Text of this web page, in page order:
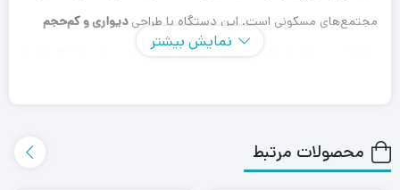
مجتمع‌های مسکونی است. این دستگاه با طراحیدیواری و کم‌حجم
به‌راحتی روی قوطی‌های برق یا شبکه نصب می‌شود و بدون اشغال فضا،
پشتیبانی کرده و سرعتی تا
ارائه می‌دهد که برای
نمایش بیشتر
محصولات مرتبط